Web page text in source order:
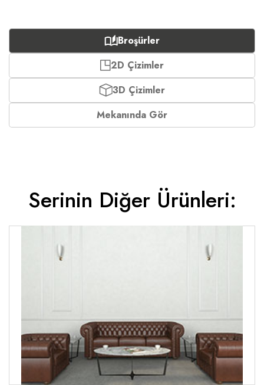
Broşürler
2D Çizimler
3D Çizimler
Mekanında Gör
Serinin Diğer Ürünleri: